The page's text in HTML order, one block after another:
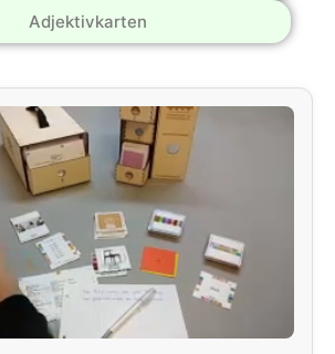
Adjektivkarten